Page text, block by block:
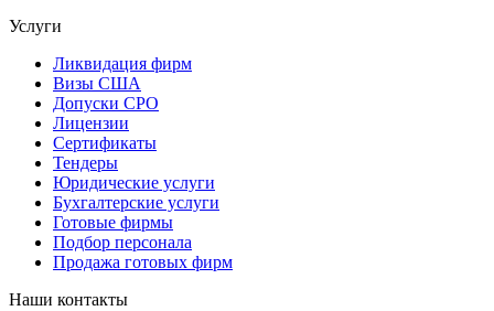
Услуги
Ликвидация фирм
Визы США
Допуски СРО
Лицензии
Сертификаты
Тендеры
Юридические услуги
Бухгалтерские услуги
Готовые фирмы
Подбор персонала
Продажа готовых фирм
Наши контакты